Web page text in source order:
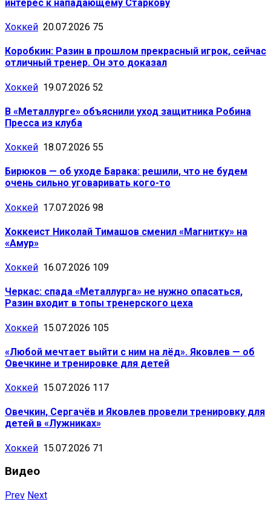
интерес к нападающему Старкову
Хоккей 20.07.2026 75
Коробкин: Разин в прошлом прекрасный игрок, сейчас
отличный тренер. Он это доказал
Хоккей 19.07.2026 52
В «Металлурге» объяснили уход защитника Робина
Пресса из клуба
Хоккей 18.07.2026 55
Бирюков — об уходе Барака: решили, что не будем
очень сильно уговаривать кого-то
Хоккей 17.07.2026 98
Хоккеист Николай Тимашов сменил «Магнитку» на
«Амур»
Хоккей 16.07.2026 109
Черкас: спада «Металлурга» не нужно опасаться,
Разин входит в топы тренерского цеха
Хоккей 15.07.2026 105
«Любой мечтает выйти с ним на лёд». Яковлев — об
Овечкине и тренировке для детей
Хоккей 15.07.2026 117
Овечкин, Сергачёв и Яковлев провели тренировку для
детей в «Лужниках»
Хоккей 15.07.2026 71
Видео
Prev Next